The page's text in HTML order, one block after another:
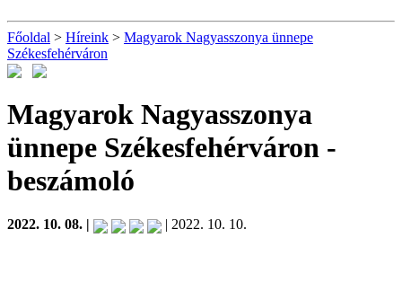
Főoldal > Híreink > Magyarok Nagyasszonya ünnepe
Székesfehérváron
Magyarok Nagyasszonya
ünnepe Székesfehérváron -
beszámoló
2022. 10. 08. | | 2022. 10. 10.